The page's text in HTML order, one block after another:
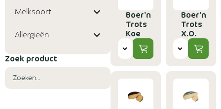
Melksoort
Allergieën
Zoek product
Boer’n
Trots
Koe
Boer’n
Trots
X.O.